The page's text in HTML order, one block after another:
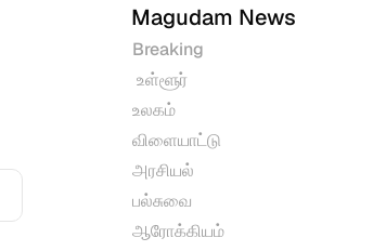
Magudam News
Breaking
உள்ளூர்
உலகம்
விளையாட்டு
அரசியல்
பல்சுவை
ஆரோக்கியம்